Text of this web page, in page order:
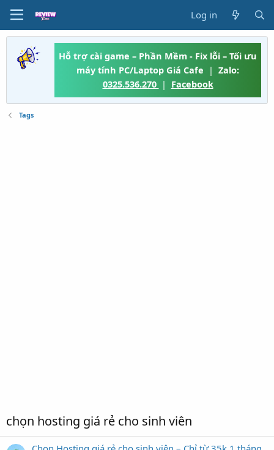
Log in
Hỗ trợ cài game – Phần Mềm - Fix lỗi – Tối ưu
máy tính PC/Laptop Giá Cafe | Zalo:
0325.536.270 | Facebook
Tags
chọn hosting giá rẻ cho sinh viên